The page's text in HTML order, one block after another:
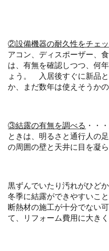
②設備機器の耐久性をチェ
アコン、ディスポーザー、
は、有無を確認しつつ、何
ょう。 入居後すぐに新品
か、まだ数年は使えそうか
③結露の有無を調べる ・・
ときは、明るさと通行人の
の周囲の壁と天井に目を凝ら
黒ずんでいたり汚れがひど
冬季に結露ができやすいこ
断熱材の施工が十分でない
て、リフォーム費用に大きく